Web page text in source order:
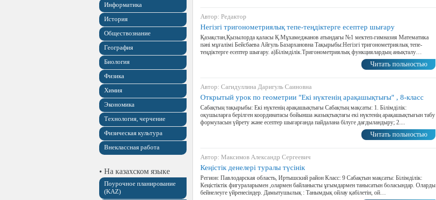
Информатика
История
Обществознание
География
Биология
Физика
Химия
Экономика
Технология, черчение
Физическая культура
Внеклассная работа
• На казахском языке
Поурочное планирование
(KAZ)
Автор: Редактор
Негізгі тригонометриялық тепе-теңдіктерге есептер шығару
Қазақстан,Қызылорда қаласы Қ.Мұхамеджанов атындағы №1 мектеп-гимназия Математика
пәні мұғалімі Бейсбаева Айгуль Базархановна Тақырыбы:Негізгі тригонометриялық тепе-
теңдіктерге есептер шығару. а)Білімділік.Тригонометриялық функциялардың анықталу…
Читать польностью
Автор: Сагидуллина Даригуль Саиновна
Открытый урок по геометрии "Екі нүктенің арақашықтығы" , 8-класс
Сабақтың тақырыбы: Екі нүктенің арақашықтығы Сабақтың мақсаты: 1. Білімділік:
оқушыларға берілген координатасы бойынша жазықтықтағы екі нүктенің арақашықтығын табу
формуласын үйрету және есептер шығарғанда пайдалана білуге дағдыландыру; 2....
Читать польностью
Автор: Максимов Александр Сергеевич
Кеңістік денелері туралы түсінік
Регион: Павлодарская область, Иртышский район Класс: 9 Сабақтын мақсаты: Білімділік:
Кеңістіктік фигураларымен ,олармен байланысты ұғымдармен танысатын боласындар. Оларды
бейнелеуге үйренесіндер. Дамытушылық : Танымдық ойлау қабілетін, ой…